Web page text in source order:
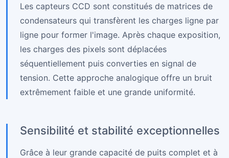
Les capteurs CCD sont constitués de matrices de
condensateurs qui transfèrent les charges ligne par
ligne pour former l'image. Après chaque exposition,
les charges des pixels sont déplacées
séquentiellement puis converties en signal de
tension. Cette approche analogique offre un bruit
extrêmement faible et une grande uniformité.
Sensibilité et stabilité exceptionnelles
Grâce à leur grande capacité de puits complet et à